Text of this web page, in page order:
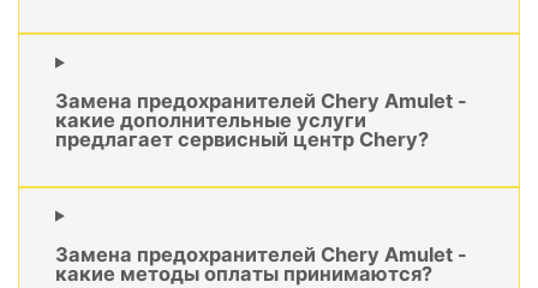
Замена предохранителей Chery Amulet -
какие дополнительные услуги
предлагает сервисный центр Chery?
Замена предохранителей Chery Amulet -
какие методы оплаты принимаются?